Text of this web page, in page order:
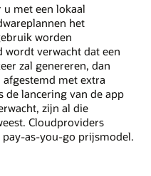
u met een lokaal
het
worden
wordt verwacht dat een
zal genereren, dan
met extra
de lancering van de app
zijn al die
Cloudproviders
as-you-go prijsmodel.